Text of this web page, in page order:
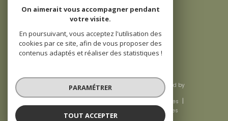
© 2026 | Tous droits réservés | Traduction powered by
Mentions légales
Cookies
On aimerait vous accompagner pendant
votre visite.
En poursuivant, vous acceptez l'utilisation des
cookies par ce site, afin de vous proposer des
contenus adaptés et réaliser des statistiques !
PARAMÉTRER
TOUT ACCEPTER